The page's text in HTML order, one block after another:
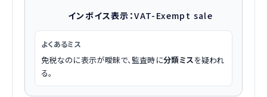
インボイス表示：VAT-Exempt sale
よくあるミス
免税なのに表示が曖昧で、監査時に分類ミスを疑われ
る。